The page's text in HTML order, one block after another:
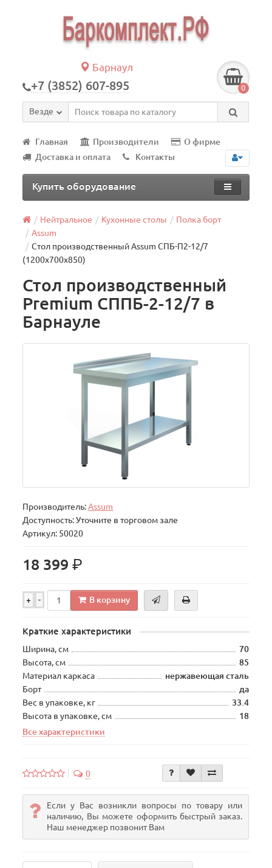
Барнаул
+7 (3852) 607-895 0
Везде
Главная Производители
О фирме
Доставка и оплата
Контакты
Купить оборудование
Нейтральное Кухонные столы
Полка борт
Assum
Стол производственный Assum СПБ-П2-12/7
(1200х700х850)
Стол производственный
Premium СППБ-2-12/7 в
Барнауле
Производитель:Assum
Доступность: Уточните в торговом зале
Артикул: 50020
18 399р.
+ - В корзину
Краткие характеристики
Ширина, см
70
Высота, см
85
Материал каркаса
нержавеющая сталь
Борт
да
Вес в упаковке, кг
33.4
Высота в упаковке, см
18
Все характеристики
0
Если у Вас возникли вопросы по товару или
наличию, Вы можете оформить быстрый заказ.
Наш менеджер позвонит Вам